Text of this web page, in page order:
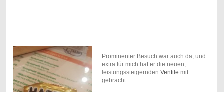
Prominenter Besuch war auch da, und
extra für mich hat er die neuen,
leistungssteigernden Ventile mit
gebracht.